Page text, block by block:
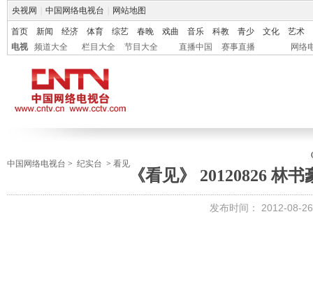
央视网 中国网络电视台 网站地图
首页 新闻 经济 体育 综艺 春晚 戏曲 音乐 科教 青少 文化
艺术
电视
频道大全 栏目大全 节目大全 直播中国 赛事直播 网络
中国网络电视台 > 纪实台 > 看见
《看见》 20120826 林
发布时间： 2012-08-